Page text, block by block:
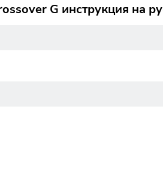
G инструкция на